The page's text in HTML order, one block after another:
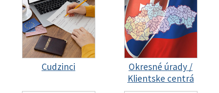
Cudzinci
Okresné úrady /
Klientske centrá